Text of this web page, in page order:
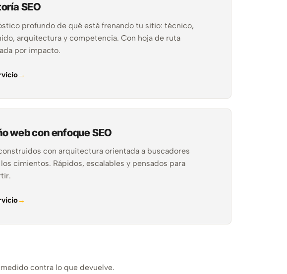
SEO
profundo de qué está frenando tu sitio: técnico,
arquitectura y competencia. Con hoja de ruta
por impacto.
web con enfoque SEO
con arquitectura orientada a buscadores
cimientos. Rápidos, escalables y pensados para
contra lo que devuelve.